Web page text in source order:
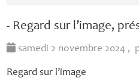
- Regard sur l’image,
samedi 2 novembre 2024 ,
Regard sur l’image